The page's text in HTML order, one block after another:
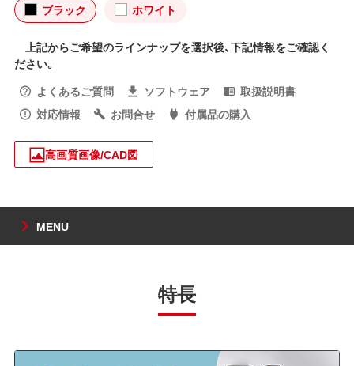
ブラック ホワイト
上記からご希望のラインナップを選択後、下記情報をご確認く
ださい。
よくあるご質問
ソフトウェア
取扱説明書
対応情報
お問合せ 付属品の購入
高画質画像/CAD図
MENU
特長